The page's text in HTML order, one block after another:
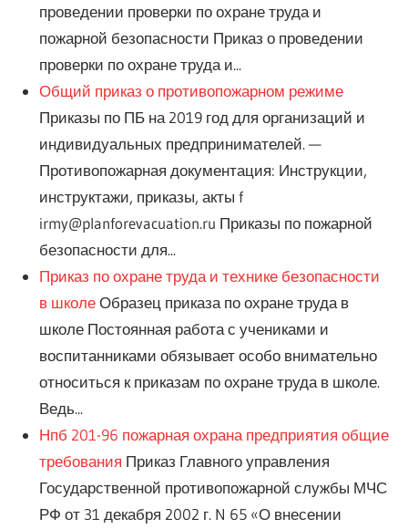
проведении проверки по охране труда и
пожарной безопасности Приказ о проведении
проверки по охране труда и...
Общий приказ о противопожарном режиме
Приказы по ПБ на 2019 год для организаций и
индивидуальных предпринимателей. —
Противопожарная документация: Инструкции,
инструктажи, приказы, акты f
irmy@planforevacuation.ru Приказы по пожарной
безопасности для...
Приказ по охране труда и технике безопасности
в школеОбразец приказа по охране труда в
школе Постоянная работа с учениками и
воспитанниками обязывает особо внимательно
относиться к приказам по охране труда в школе.
Ведь...
Нпб 201-96 пожарная охрана предприятия общие
требования Приказ Главного управления
Государственной противопожарной службы МЧС
РФ от 31 декабря 2002 г. N 65 «О внесении